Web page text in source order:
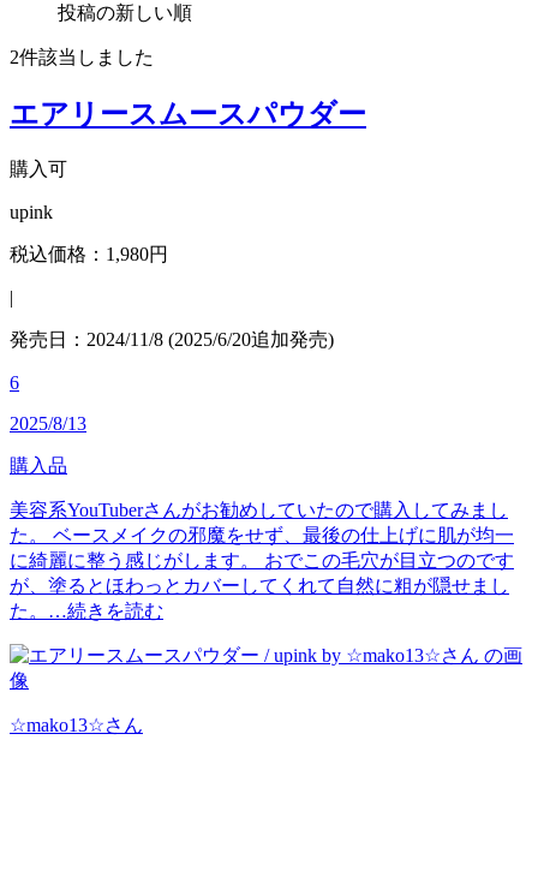
投稿の新しい順
2件該当しました
エアリースムースパウダー
購入可
upink
税込価格：1,980円
|
発売日：2024/11/8 (2025/6/20追加発売)
6
2025/8/13
購入品
美容系YouTuberさんがお勧めしていたので購入してみまし
た。 ベースメイクの邪魔をせず、最後の仕上げに肌が均一
に綺麗に整う感じがします。 おでこの毛穴が目立つのです
が、塗るとほわっとカバーしてくれて自然に粗が隠せまし
た。…続きを読む
☆mako13☆さん